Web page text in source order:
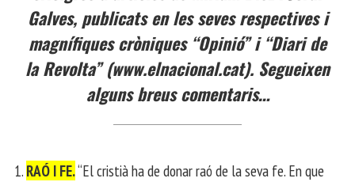
Galves, publicats en les seves respectives i
magnífiques cròniques “Opinió” i “Diari de
la Revolta” (www.elnacional.cat). Segueixen
alguns breus comentaris…
1. RAÓ I FE.“El cristià ha de donar raó de la seva fe. En que